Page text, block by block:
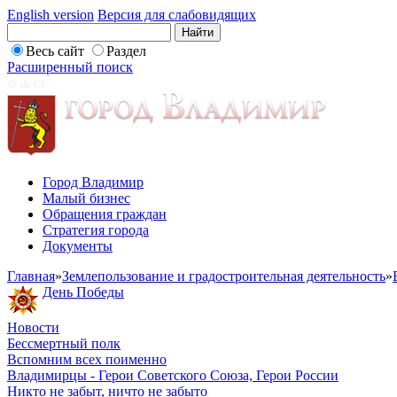
English version Версия для слабовидящих
Весь сайт
Раздел
Расширенный поиск
Город Владимир
Малый бизнес
Обращения граждан
Стратегия города
Документы
Главная»Землепользование и градостроительная деятельность»
День Победы
Новости
Бессмертный полк
Вспомним всех поименно
Владимирцы - Герои Советского Союза, Герои России
Никто не забыт, ничто не забыто